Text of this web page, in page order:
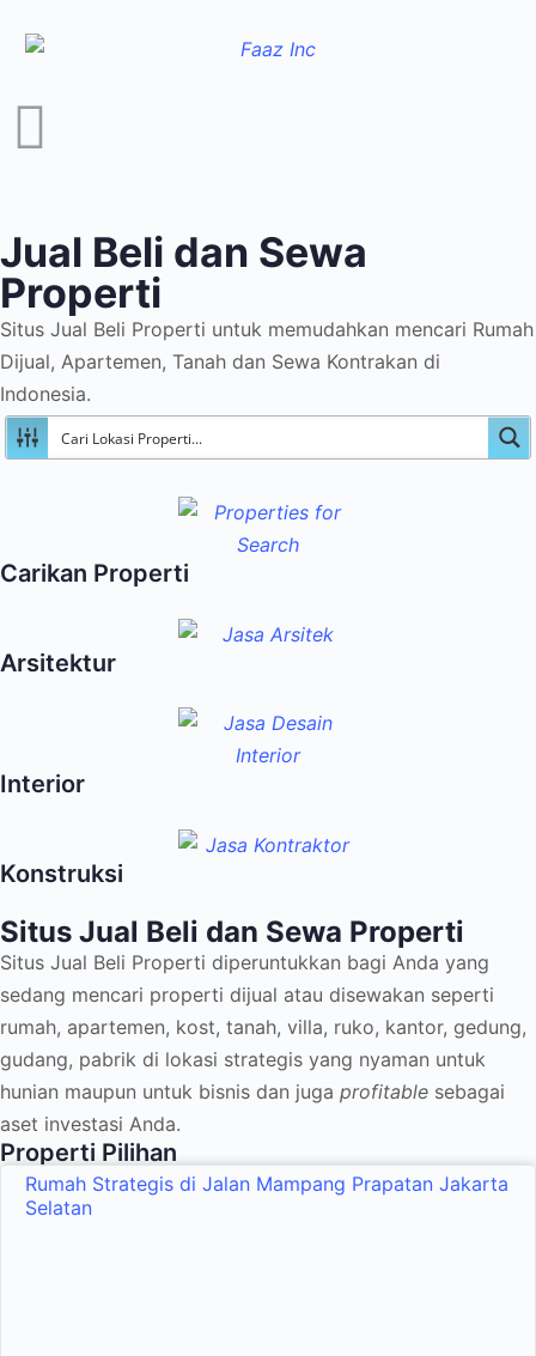
Jual Beli dan Sewa
Properti
Situs Jual Beli Properti untuk memudahkan mencari Rumah
Dijual, Apartemen, Tanah dan Sewa Kontrakan di
Indonesia.
Carikan Properti
Arsitektur
Interior
Konstruksi
Situs Jual Beli dan Sewa Properti
Situs Jual Beli Properti diperuntukkan bagi Anda yang
sedang mencari properti dijual atau disewakan seperti
rumah, apartemen, kost, tanah, villa, ruko, kantor, gedung,
gudang, pabrik di lokasi strategis yang nyaman untuk
hunian maupun untuk bisnis dan juga profitable sebagai
aset investasi Anda.
Properti Pilihan
Rumah Strategis di Jalan Mampang Prapatan Jakarta
Selatan